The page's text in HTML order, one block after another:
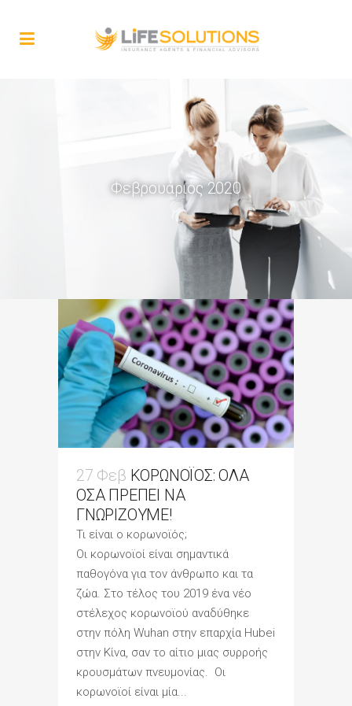
Φεβρουάριος 2020
27 Φεβ ΚΟΡΩΝΟΪΟΣ: ΟΛΑ
ΟΣΑ ΠΡΕΠΕΙ ΝΑ
ΓΝΩΡΙΖΟΥΜΕ!
Τι είναι ο κορωνοϊός;
Οι κορωνοϊοί είναι σημαντικά
παθογόνα για τον άνθρωπο και τα
ζώα. Στο τέλος του 2019 ένα νέο
στέλεχος κορωνοϊού αναδύθηκε
στην πόλη Wuhan στην επαρχία Hubei
στην Κίνα, σαν το αίτιο μιας συρροής
κρουσμάτων πνευμονίας. Οι
κορωνοϊοί είναι μία...